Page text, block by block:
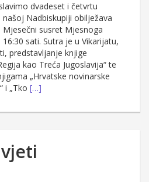
dvadeset i četvrtu
Nadbiskupiji obilježava
susret Mjesnoga
sati. Sutra je u Vikarijatu,
predstavljanje knjige
kao Treća Jugoslavija“ te
„Hrvatske novinarske
i „Tko […]